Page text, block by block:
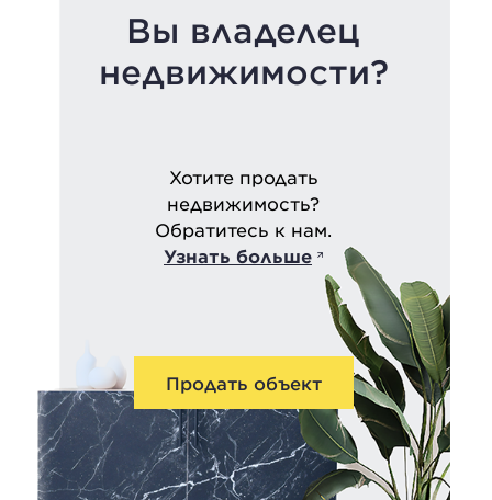
Вы владелец
недвижимости?
Хотите продать
недвижимость?
Обратитесь к нам.
Узнать больше
Продать объект